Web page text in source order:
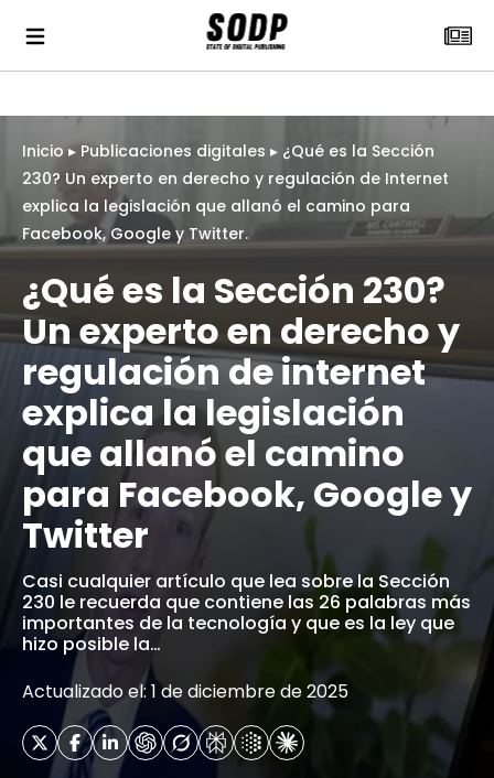
Inicio▸ Publicaciones digitales ▸ ¿Qué es la Sección
230? Un experto en derecho y regulación de Internet
explica la legislación que allanó el camino para
Facebook, Google y Twitter.
¿Qué es la Sección 230?
Un experto en derecho y
regulación de internet
explica la legislación
que allanó el camino
para Facebook, Google y
Twitter
Casi cualquier artículo que lea sobre la Sección
230 le recuerda que contiene las 26 palabras más
importantes de la tecnología y que es la ley que
hizo posible la…
Actualizado el: 1 de diciembre de 2025